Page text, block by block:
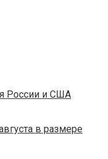
России и США
в размере